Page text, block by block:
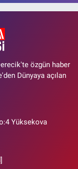
özgün haber
Dünyaya açılan
Yüksekova